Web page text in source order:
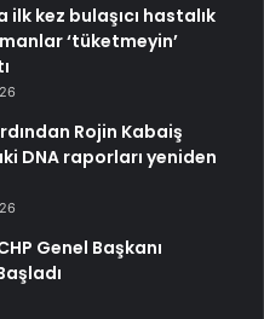
ilk kez bulaşıcı hastalık
‘tüketmeyin’
Rojin Kabaiş
DNA raporları yeniden
Genel Başkanı